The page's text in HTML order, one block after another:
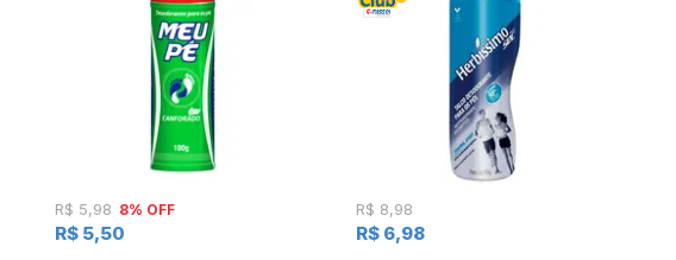
R$ 5,98 8% OFF
R$ 5,50
R$ 8,98
R$ 6,98